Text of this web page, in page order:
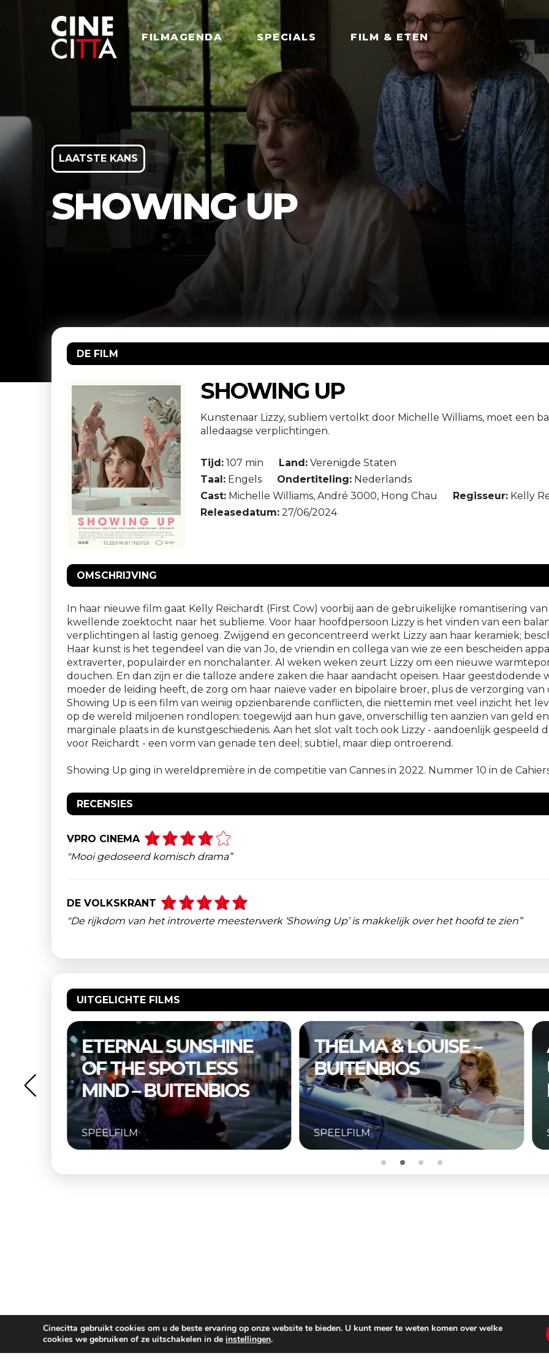
FILMAGENDA SPECIALS FILM & ETEN
LAATSTE KANS
SHOWING UP
DE FILM
SHOWING UP
Kunstenaar Lizzy, subliem vertolkt door Michelle Williams, moet een
alledaagse verplichtingen.
Tijd:107 min Land:Verenigde Staten
Taal:Engels Ondertiteling:Nederlands
Cast:Michelle Williams, André 3000, Hong Chau Regisseur:Kelly
Releasedatum:27/06/2024
OMSCHRIJVING
In haar nieuwe film gaat Kelly Reichardt (First Cow) voorbij aan de gebruikelijke romantisering
kwellende zoektocht naar het sublieme. Voor haar hoofdpersoon Lizzy is het vinden van een
verplichtingen al lastig genoeg. Zwijgend en geconcentreerd werkt Lizzy aan haar keramiek;
Haar kunst is het tegendeel van die van Jo, de vriendin en collega van wie ze een bescheiden
extraverter, populairder en nonchalanter. Al weken weken zeurt Lizzy om een nieuwe
douchen. En dan zijn er die talloze andere zaken die haar aandacht opeisen. Haar geestdodende
moeder de leiding heeft, de zorg om haar naïeve vader en bipolaire broer, plus de verzorging
Showing Up is een film van weinig opzienbarende conflicten, die niettemin met veel inzicht het
op de wereld miljoenen rondlopen: toegewijd aan hun gave, onverschillig ten aanzien van geld
marginale plaats in de kunstgeschiedenis. Aan het slot valt toch ook Lizzy - aandoenlijk gespeeld
voor Reichardt - een vorm van genade ten deel; subtiel, maar diep ontroerend.
Showing Up ging in wereldpremière in de competitie van Cannes in 2022. Nummer 10 in de
RECENSIES
VPRO CINEMA
"Mooi gedoseerd komisch drama”
DE VOLKSKRANT
"De rijkdom van het introverte meesterwerk ‘Showing Up’ is makkelijk over het hoofd te zien”
UITGELICHTE FILMS
THELMA & LOUISE –
BUITENBIOS
SPEELFILM
A COMPLETE
UNKNOWN –
BUITENBIOS
SPEELFILM
Cinecitta gebruikt cookies om u de beste ervaring op onze website te bieden. U kunt meer te weten komen over welke
cookies we gebruiken of ze uitschakelen in de instellingen.